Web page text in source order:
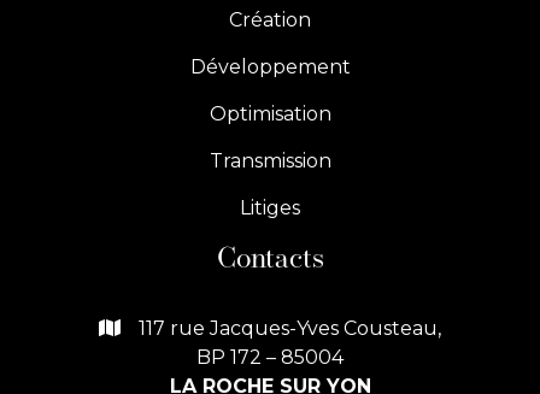
Création
Développement
Optimisation
Transmission
Litiges
Contacts

117 rue Jacques-Yves Cousteau,
BP 172 – 85004
LA ROCHE SUR YON